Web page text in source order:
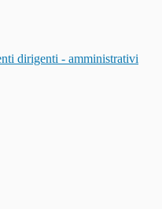
dirigenti - amministrativi